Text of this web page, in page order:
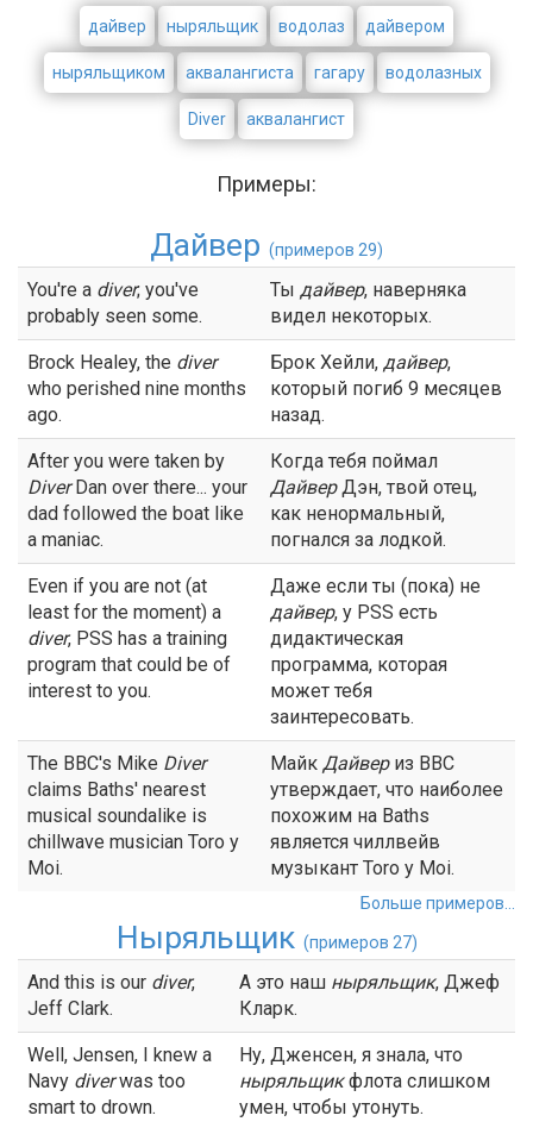
дайвер ныряльщик водолаз дайвером
ныряльщиком аквалангиста гагару водолазных
Diver аквалангист
Примеры:
Дайвер (примеров 29)
You're a diver; you've
probably seen some.
Ты дайвер, наверняка
видел некоторых.
Brock Healey, the diver
who perished nine months
ago.
Брок Хейли, дайвер,
который погиб 9 месяцев
назад.
After you were taken by
DiverDan over there... your
dad followed the boat like
a maniac.
Когда тебя поймал
ДайверДэн, твой отец,
как ненормальный,
погнался за лодкой.
Even if you are not (at
least for the moment) a
diver, PSS has a training
program that could be of
interest to you.
Даже если ты (пока) не
дайвер, у PSS есть
дидактическая
программа, которая
может тебя
заинтересовать.
The BBC's Mike Diver
claims Baths' nearest
musical soundalike is
chillwave musician Toro y
Moi.
Майк Дайвериз ВВС
утверждает, что наиболее
похожим на Baths
является чиллвейв
музыкант Toro y Moi.
Больше примеров...
Ныряльщик (примеров 27)
And this is our diver,
Jeff Clark.
А это наш ныряльщик, Джеф
Кларк.
Well, Jensen, I knew a
Navy diverwas too
smart to drown.
Ну, Дженсен, я знала, что
ныряльщикфлота слишком
умен, чтобы утонуть.